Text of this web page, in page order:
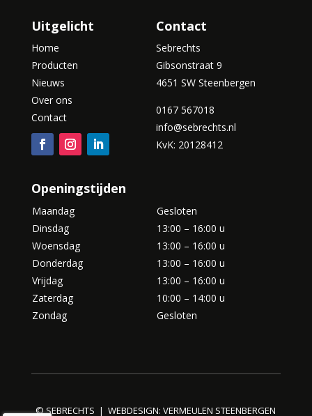
Uitgelicht
Home
Producten
Nieuws
Over ons
Contact
Contact
Sebrechts
Gibsonstraat 9
4651 SW Steenbergen
0167 567018
info@sebrechts.nl
KvK: 20128412
Openingstijden
Maandag
Dinsdag
Woensdag
Donderdag
Vrijdag
Zaterdag
Zondag
Gesloten
13:00 – 16:00 u
13:00 – 16:00 u
13:00 – 16:00 u
13:00 – 16:00 u
10:00 – 14:00 u
Gesloten
© SEBRECHTS | WEBDESIGN:VERMEULEN STEENBERGEN